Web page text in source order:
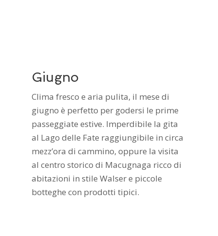
Giugno
Clima fresco e aria pulita, il mese di
giugno è perfetto per godersi le prime
passeggiate estive. Imperdibile la gita
al Lago delle Fate raggiungibile in circa
mezz’ora di cammino, oppure la visita
al centro storico di Macugnaga ricco di
abitazioni in stile Walser e piccole
botteghe con prodotti tipici.